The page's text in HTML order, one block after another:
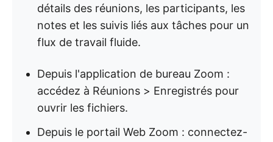
détails des réunions, les participants, les
notes et les suivis liés aux tâches pour un
flux de travail fluide.
Depuis l'application de bureau Zoom :
accédez à Réunions > Enregistrés pour
ouvrir les fichiers.
Depuis le portail Web Zoom : connectez-